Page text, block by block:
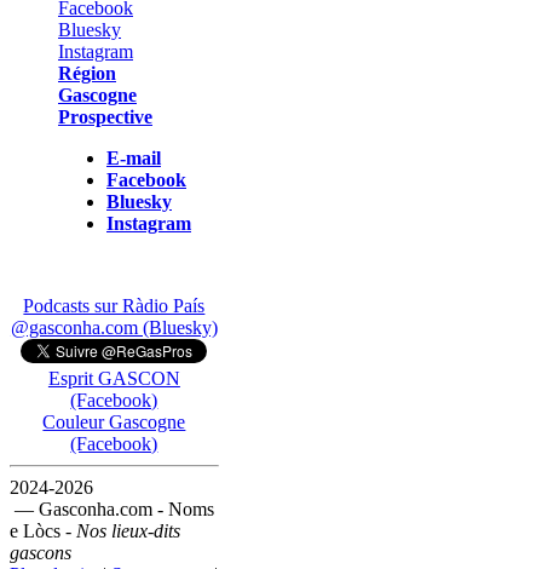
Région
Gascogne
Prospective
E-mail
Facebook
Bluesky
Instagram
Podcasts sur Ràdio País
@gasconha.com (Bluesky)
Esprit GASCON
(Facebook)
Couleur Gascogne
(Facebook)
2024-2026
— Gasconha.com - Noms
e Lòcs - Nos lieux-dits
gascons